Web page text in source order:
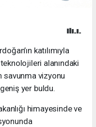
katılımıyla
alanındaki
savunma vizyonu
yer buldu.
himayesinde ve